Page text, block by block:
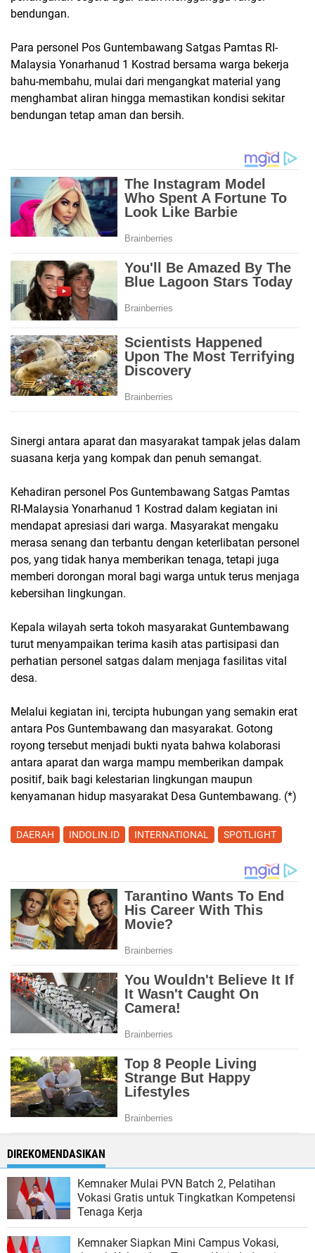
bendungan.
Para personel Pos Guntembawang Satgas Pamtas RI-
Malaysia Yonarhanud 1 Kostrad bersama warga bekerja
bahu-membahu, mulai dari mengangkat material yang
menghambat aliran hingga memastikan kondisi sekitar
bendungan tetap aman dan bersih.
Sinergi antara aparat dan masyarakat tampak jelas dalam
suasana kerja yang kompak dan penuh semangat.
Kehadiran personel Pos Guntembawang Satgas Pamtas
RI-Malaysia Yonarhanud 1 Kostrad dalam kegiatan ini
mendapat apresiasi dari warga. Masyarakat mengaku
merasa senang dan terbantu dengan keterlibatan personel
pos, yang tidak hanya memberikan tenaga, tetapi juga
memberi dorongan moral bagi warga untuk terus menjaga
kebersihan lingkungan.
Kepala wilayah serta tokoh masyarakat Guntembawang
turut menyampaikan terima kasih atas partisipasi dan
perhatian personel satgas dalam menjaga fasilitas vital
desa.
Melalui kegiatan ini, tercipta hubungan yang semakin erat
antara Pos Guntembawang dan masyarakat. Gotong
royong tersebut menjadi bukti nyata bahwa kolaborasi
antara aparat dan warga mampu memberikan dampak
positif, baik bagi kelestarian lingkungan maupun
kenyamanan hidup masyarakat Desa Guntembawang. (*)
DAERAH INDOLIN.ID INTERNATIONAL SPOTLIGHT
DIREKOMENDASIKAN
Kemnaker Mulai PVN Batch 2, Pelatihan
Vokasi Gratis untuk Tingkatkan Kompetensi
Tenaga Kerja
Kemnaker Siapkan Mini Campus Vokasi,